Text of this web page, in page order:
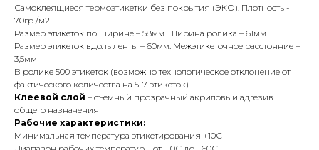
Самоклеящиеся термоэтикетки без покрытия (ЭКО). Плотность -
70гр./м2.
Размер этикеток по ширине – 58мм. Ширина ролика – 61мм.
Размер этикеток вдоль ленты – 60мм. Межэтикеточное расстояние –
3,5мм
В ролике 500 этикеток (возможно технологическое отклонение от
фактического количества на 5-7 этикеток).
Клеевой слой – съемный прозрачный акриловый адгезив
общего назначения
Рабочие характеристики:
Минимальная температура этикетирования +10С